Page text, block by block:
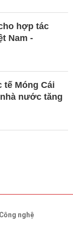
hợp tác
Nam -
tế Móng Cái
nước tăng
nghệ